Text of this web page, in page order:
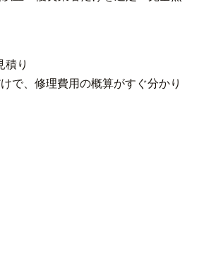
積り
で、修理費用の概算がすぐ分かり